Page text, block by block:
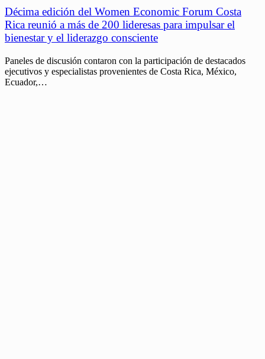
Décima edición del Women Economic Forum Costa
Rica reunió a más de 200 lideresas para impulsar el
bienestar y el liderazgo consciente
Paneles de discusión contaron con la participación de destacados
ejecutivos y especialistas provenientes de Costa Rica, México,
Ecuador,…